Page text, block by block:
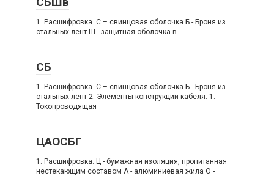
1. Расшифровка. C – свинцовая оболочка Б - Броня из
стальных лент Ш - защитная оболочка в
СБ
1. Расшифровка. C – свинцовая оболочка Б - Броня из
стальных лент 2. Элементы конструкции кабеля. 1.
Токопроводящая
ЦАОСБГ
1. Расшифровка. Ц - бумажная изоляция, пропитанная
нестекающим составом А - алюминиевая жила О -